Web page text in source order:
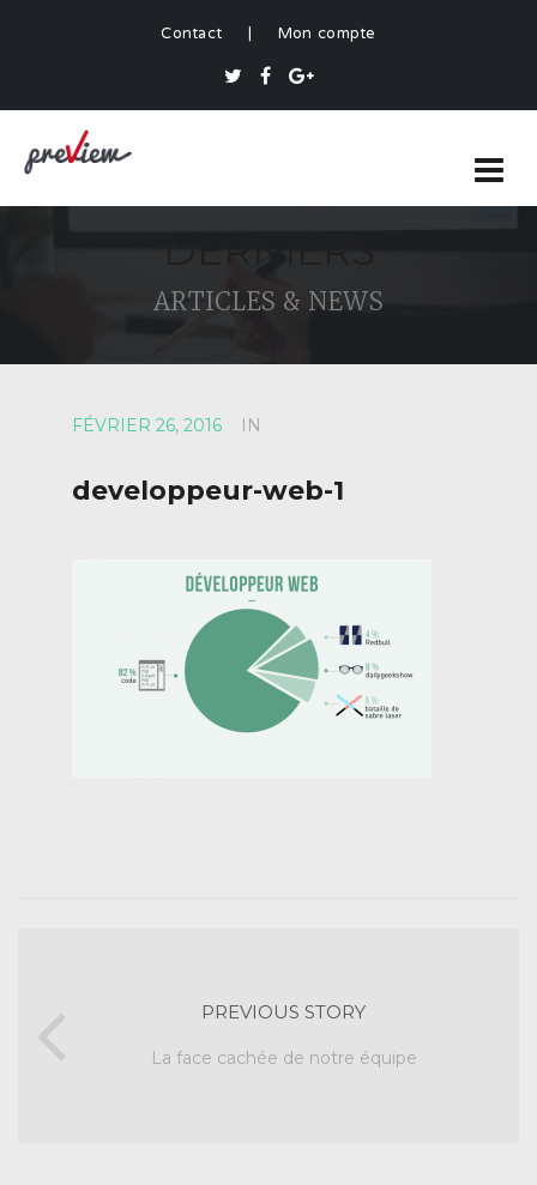
Contact | Mon compte
ARTICLES & NEWS
FÉVRIER 26, 2016 IN
developpeur-web-1
PREVIOUS STORY
La face cachée de notre équipe